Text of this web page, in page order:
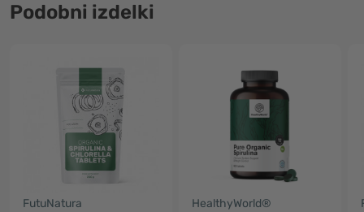
Podobni izdelki
FutuNatura HealthyWorld®